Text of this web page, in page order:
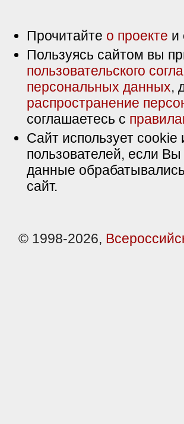
Прочитайте о проекте и
Пользуясь сайтом вы
пользовательского
персональных данных,
распространение
соглашаетесь с
Сайт использует
пользователей, если
данные
сайт.
© 1998-2026,